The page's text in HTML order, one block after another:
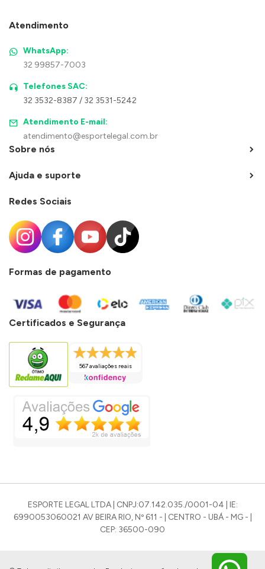
Atendimento
WhatsApp:
32 99857-7003
Telefones SAC:
32 3532-8387 / 32 3531-5242
Atendimento E-mail:
atendimento@esportelegal.com.br
Sobre nós
Ajuda e suporte
Redes Sociais
Formas de pagamento
Certificados e Segurança
567 avaliações reais
ESPORTE LEGAL LTDA | CNPJ:07.142.035./0001-04 | IE:
6990053060021 AV BEIRA RIO, Nº 611 - | CENTRO - UBÁ - MG - |
CEP: 36500-090